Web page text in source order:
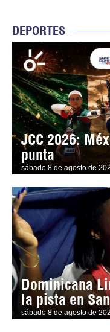
DEPORTES
JCC 2026:
punta
sábado 8 de agosto de
Dominicana
la pista en
sábado 8 de agosto de